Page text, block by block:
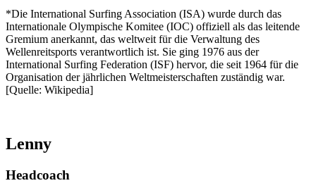
*Die International Surfing Association (ISA) wurde durch das
Internationale Olympische Komitee (IOC) offiziell als das leitende
Gremium anerkannt, das weltweit für die Verwaltung des
Wellenreitsports verantwortlich ist. Sie ging 1976 aus der
International Surfing Federation (ISF) hervor, die seit 1964 für die
Organisation der jährlichen Weltmeisterschaften zuständig war.
[Quelle: Wikipedia]
Lenny
Headcoach